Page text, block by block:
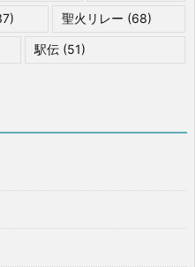
聖火リレー (68)
駅伝 (51)